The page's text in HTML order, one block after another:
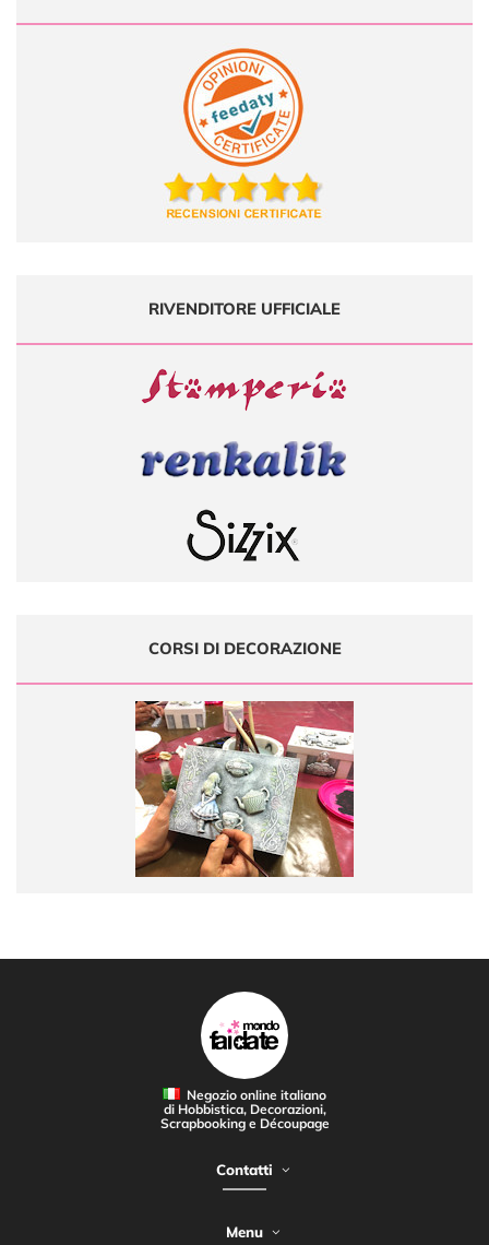
RIVENDITORE UFFICIALE
CORSI DI DECORAZIONE
Negozio online italiano
di Hobbistica, Decorazioni,
Scrapbooking e Découpage
Contatti
Menu